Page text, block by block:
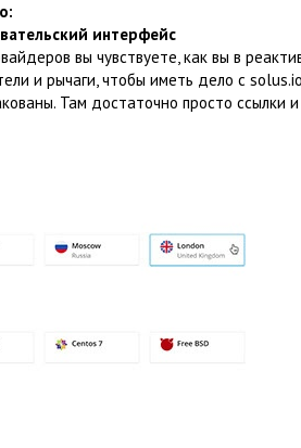
интерфейс
вы чувствуете, как вы в
и рычаги, чтобы иметь дело с
Там достаточно просто ссылки